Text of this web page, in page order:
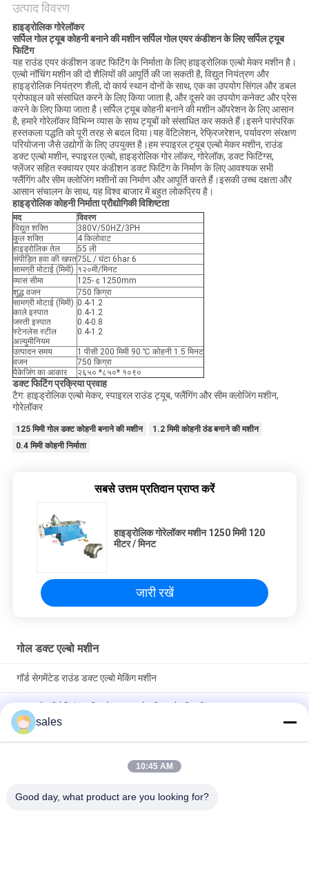
POLICY
उत्पाद विवरण
हाइड्रोलिकगोरेलॉकर
सर्पिल गोल ट्यूब कोहनी बनाने की मशीनसर्पिल गोल एयर कंडीशन के लिए सर्पिल ट्यूब
फिटिंग
यह राउंड एयर कंडीशन डक्ट फिटिंग के निर्माता के लिए हाइड्रोलिक एल्बो मेकर मशीन है।
एल्बो नॉचिंग मशीन की दो शैलियों की आपूर्ति की जा सकती है, विद्युत नियंत्रण और
हाइड्रोलिक नियंत्रण शैली, दो कार्य स्थान दोनों के साथ, एक का उपयोग सिंगल और डबल
प्रोफाइल को संसाधित करने के लिए किया जाता है, और दूसरे का उपयोग कनेक्ट और प्रेस
करने के लिए किया जाता है।सर्पिल ट्यूब कोहनी बनाने की मशीन ऑपरेशन के लिए आसान
है, हमारे गोरेलॉकर विभिन्न व्यास के साथ ट्यूबों को संसाधित कर सकते हैं।इसने पारंपरिक
हस्तकला पद्धति को पूरी तरह से बदल दिया।यह वेंटिलेशन, रेफ्रिजरेशन, पर्यावरण संरक्षण
परियोजना जैसे उद्योगों के लिए उपयुक्त है।हम स्पाइरल ट्यूब एल्बो मेकर मशीन, राउंड
डक्ट एल्बो मशीन, स्पाइरल एल्बो, हाइड्रोलिक गोर लॉकर, गोरेलॉक, डक्ट फिटिंग्स,
फ्लेंजर सहित स्क्वायर एयर कंडीशन डक्ट फिटिंग के निर्माण के लिए आवश्यक सभी
फ्लैंगिंग और सीम क्लोजिंग मशीनों का निर्माण और आपूर्ति करते हैं।इसकी उच्च दक्षता और
आसान संचालन के साथ, यह विश्व बाजार में बहुत लोकप्रिय है।
हाइड्रोलिक कोहनी निर्माता प्रौद्योगिकी विशिष्टता
मद
विवरण
विद्युत शक्ति
380V/50HZ/3PH
कुल शक्ति
4 किलोवाट
हाइड्रोलिक तेल
55 ली
संपीड़ित हवा की खपत75L / घंटा 6har 6
सामग्री मोटाई (मिमी) १२०मी/मिनट
व्यास सीमा
125-￠1250mm
शुद्ध वजन
750 किग्रा
सामग्री मोटाई (मिमी)
काले इस्पात
जस्ती इस्पात
स्टेनलेस स्टील
अल्युमीनियम
0.4-1.2
0.4-1.2
0.4-0.8
0.4-1.2
उत्पादन समय
1 पीसी 200 मिमी 90 ℃ कोहनी 1.5 मिनट
वजन
750 किग्रा
पैकेजिंग का आकार
२६५० *८५०* १०९०
डक्ट फिटिंग प्रक्रिया प्रवाह
टैग: हाइड्रोलिक एल्बो मेकर, स्पाइरल राउंड ट्यूब, फ्लैंगिंग और सीम क्लोजिंग मशीन,
गोरेलॉकर
125 मिमी गोल डक्ट कोहनी बनाने की मशीन
1.2 मिमी कोहनी ठंड बनाने की मशीन
0.4 मिमी कोहनी निर्माता
सबसे उत्तम प्रतिदान प्राप्त करें
हाइड्रोलिक गोरेलॉकर मशीन 1250 मिमी 120
मीटर / मिनट
जारी रखें
गोल डक्ट एल्बो मशीन
गॉर्ड सेगमेंटेड राउंड डक्ट एल्बो मेकिंग मशीन
नालीदार पाइप गोल डक्ट कोहनी बनाने की मशीन जीआई स्टील शीट
लोकप्रिय श्रेणियां
sales
10:45 AM
Good day, what product are you looking for?